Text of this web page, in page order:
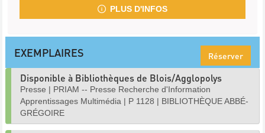
PLUS D'INFOS
EXEMPLAIRES Réserver
Disponible à Bibliothèques de Blois/Agglopolys
Presse | PRIAM -- Presse Recherche d'Information
Apprentissages Multimédia | P 1128 | BIBLIOTHÈQUE ABBÉ-
GRÉGOIRE